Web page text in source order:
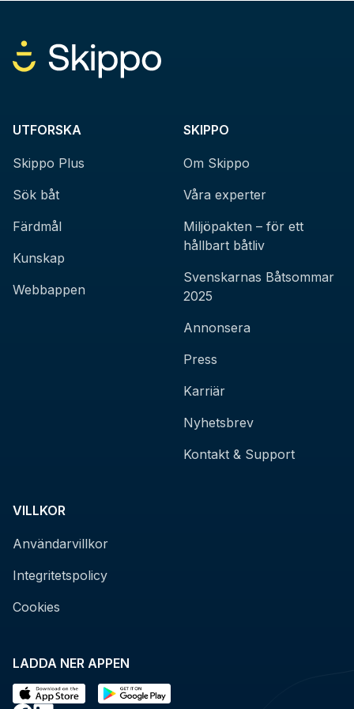
LADDA NER APPEN
UTFORSKA
Skippo Plus
Sök båt
Färdmål
Kunskap
Webbappen
SKIPPO
Om Skippo
Våra experter
Miljöpakten – för ett
hållbart båtliv
Svenskarnas Båtsommar
2025
Annonsera
Press
Karriär
Nyhetsbrev
Kontakt & Support
VILLKOR
Användarvillkor
Integritetspolicy
Cookies